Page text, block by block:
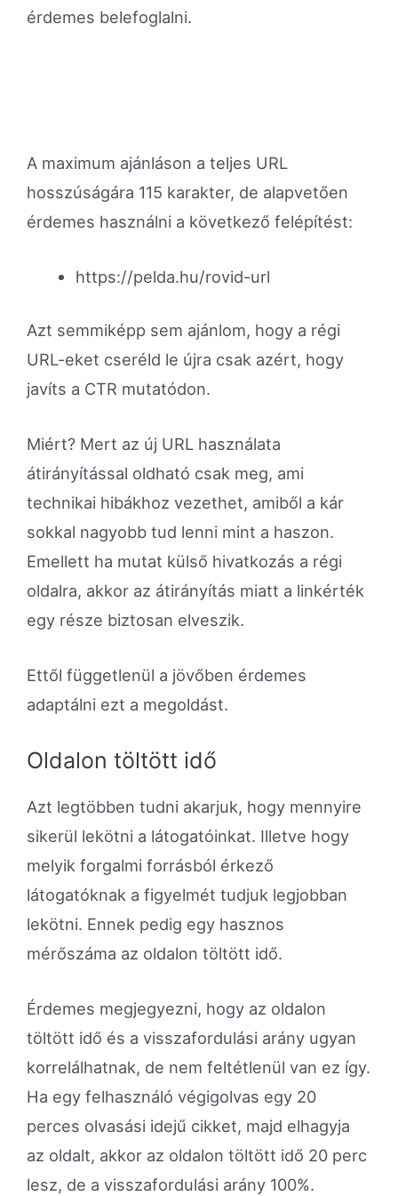
érdemes belefoglalni.
A maximum ajánláson a teljes URL
hosszúságára 115 karakter, de alapvetően
érdemes használni a következő felépítést:
https://pelda.hu/rovid-url
Azt semmiképp sem ajánlom, hogy a régi
URL-eket cseréld le újra csak azért, hogy
javíts a CTR mutatódon.
Miért? Mert az új URL használata
átirányítással oldható csak meg, ami
technikai hibákhoz vezethet, amiből a kár
sokkal nagyobb tud lenni mint a haszon.
Emellett ha mutat külső hivatkozás a régi
oldalra, akkor az átirányítás miatt a linkérték
egy része biztosan elveszik.
Ettől függetlenül a jövőben érdemes
adaptálni ezt a megoldást.
Oldalon töltött idő
Azt legtöbben tudni akarjuk, hogy mennyire
sikerül lekötni a látogatóinkat. Illetve hogy
melyik forgalmi forrásból érkező
látogatóknak a figyelmét tudjuk legjobban
lekötni. Ennek pedig egy hasznos
mérőszáma az oldalon töltött idő.
Érdemes megjegyezni, hogy az oldalon
töltött idő és a visszafordulási arány ugyan
korrelálhatnak, de nem feltétlenül van ez így.
Ha egy felhasználó végigolvas egy 20
perces olvasási idejű cikket, majd elhagyja
az oldalt, akkor az oldalon töltött idő 20 perc
lesz, de a visszafordulási arány 100%.